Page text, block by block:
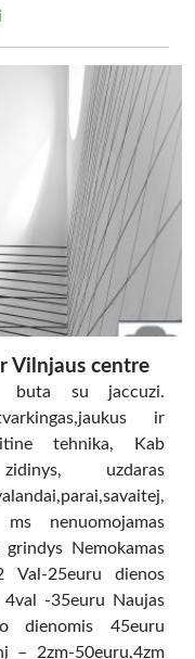
Vilnjaus centre
buta su jaccuzi.
ir
tehnika, Kab
zidinys, uzdaras
ms nenuomojamas
Nemokamas
Val-25euru dienos
-35euru Naujas
dienomis 45euru
– 2zm-50euru,4zm